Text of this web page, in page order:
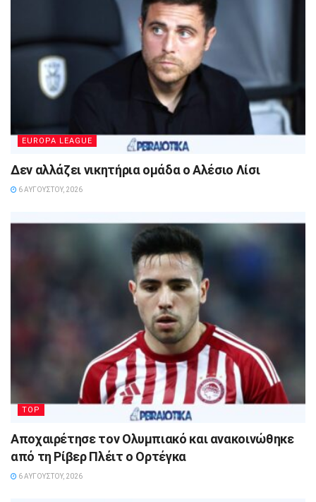
EUROPA LEAGUE
Δεν αλλάζει νικητήρια ομάδα ο Αλέσιο Λίσι
6 ΑΥΓΟΎΣΤΟΥ, 2026
TOP
Αποχαιρέτησε τον Ολυμπιακό και ανακοινώθηκε
από τη Ρίβερ Πλέιτ ο Ορτέγκα
6 ΑΥΓΟΎΣΤΟΥ, 2026